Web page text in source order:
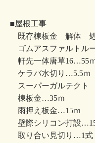
■屋根工事
既存棟板金 解体 処
ゴムアスファルトル
軒先一体唐草16…55
ケラバ水切り…5.5ｍ
スーパーガルテクト
棟板金…35ｍ
雨押え板金…15ｍ
壁際シリコン打設
取り合い見切り…1式